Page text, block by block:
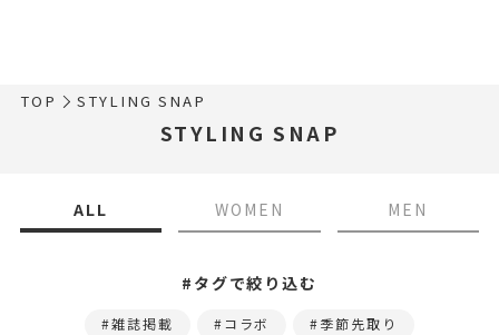
TOP STYLING SNAP
STYLING SNAP
ALL WOMEN MEN
#タグで絞り込む
雑誌掲載 コラボ 季節先取り